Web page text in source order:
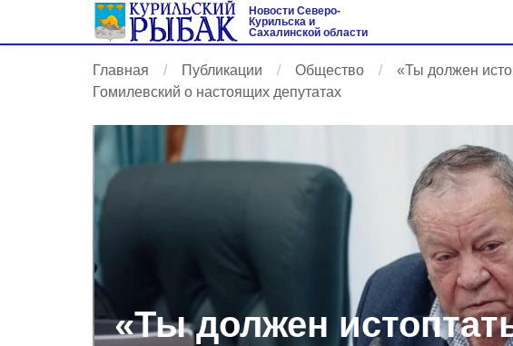
Новости Северо-
Курильска и
Сахалинской области
Главная Публикации Общество
«Ты должен
Гомилевский о настоящих депутатах
«Ты должен